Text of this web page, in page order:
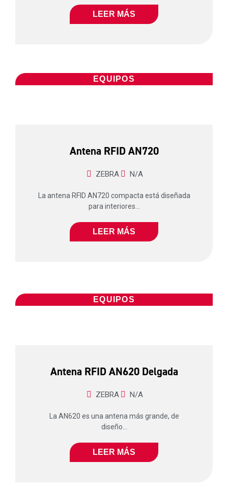
LEER MÁS
EQUIPOS
Antena RFID AN720
ZEBRA N/A
La antena RFID AN720 compacta está diseñada
para interiores...
LEER MÁS
EQUIPOS
Antena RFID AN620 Delgada
ZEBRA N/A
La AN620 es una antena más grande, de
diseño...
LEER MÁS